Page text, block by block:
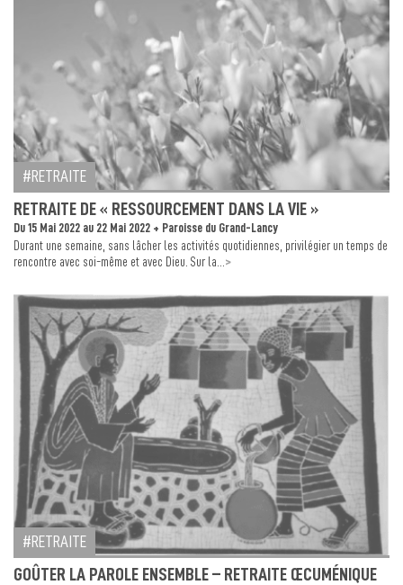
RETRAITE
RETRAITE DE « RESSOURCEMENT DANS LA VIE »
Du 15 Mai 2022 au 22 Mai 2022 + Paroisse du Grand-Lancy
Durant une semaine, sans lâcher les activités quotidiennes, privilégier un temps de
rencontre avec soi-même et avec Dieu. Sur la... >
RETRAITE
GOÛTER LA PAROLE ENSEMBLE – RETRAITE ŒCUMÉNIQUE